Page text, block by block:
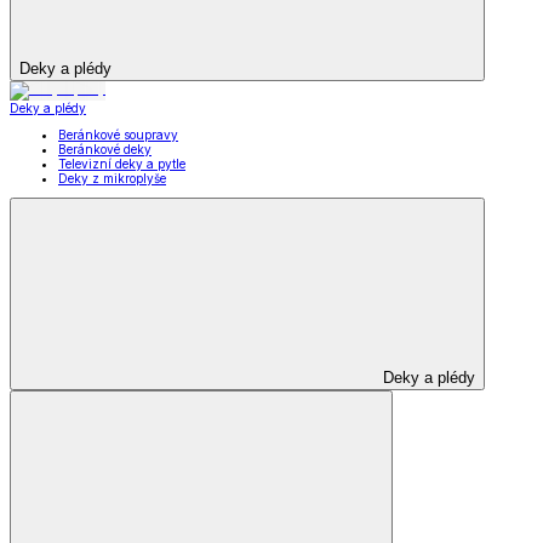
Deky a plédy
Deky a plédy
Beránkové soupravy
Beránkové deky
Televizní deky a pytle
Deky z mikroplyše
Deky a plédy